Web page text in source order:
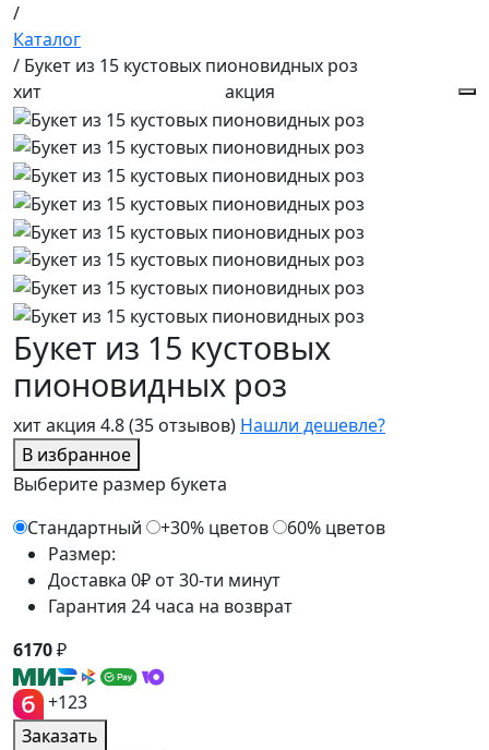
/
Каталог
/ Букет из 15 кустовых пионовидных роз
хит
акция
хитакция 4.8(35 отзывов) Нашли дешевле?
В избранное
Букет из 15 кустовых
пионовидных роз
Выберите размер букета
Стандартный
+30% цветов
60% цветов
Размер:
Доставка 0₽ от 30-ти минут
Гарантия 24 часа на возврат
6170₽
+123
Заказать